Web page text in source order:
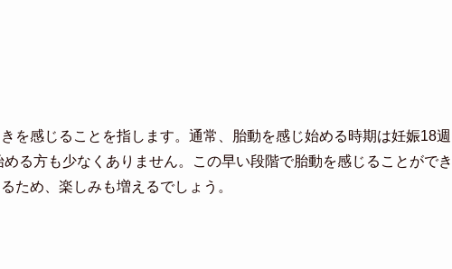
を感じることを指します。通常、胎動を感じ始める時期は妊娠18週
る方も少なくありません。この早い段階で胎動を感じることができ
ため、楽しみも増えるでしょう。